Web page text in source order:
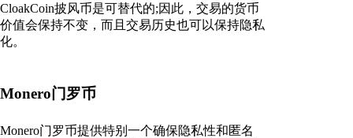
CloakCoin披风币是可替代的;因此，交易的货币
价值会保持不变，而且交易历史也可以保持隐私
化。
Monero门罗币
Monero门罗币提供特别一个确保隐私性和匿名